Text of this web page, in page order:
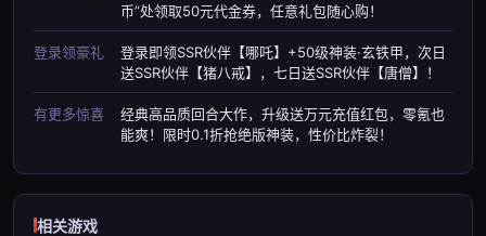
币”处领取50元代金券，任意礼包随心购！
登录领豪礼
登录即领SSR伙伴【哪吒】+50级神装·玄铁甲，次日
送SSR伙伴【猪八戒】，七日送SSR伙伴【唐僧】！
有更多惊喜
经典高品质回合大作，升级送万元充值红包，零氪也
能爽！限时0.1折抢绝版神装，性价比炸裂！
相关游戏